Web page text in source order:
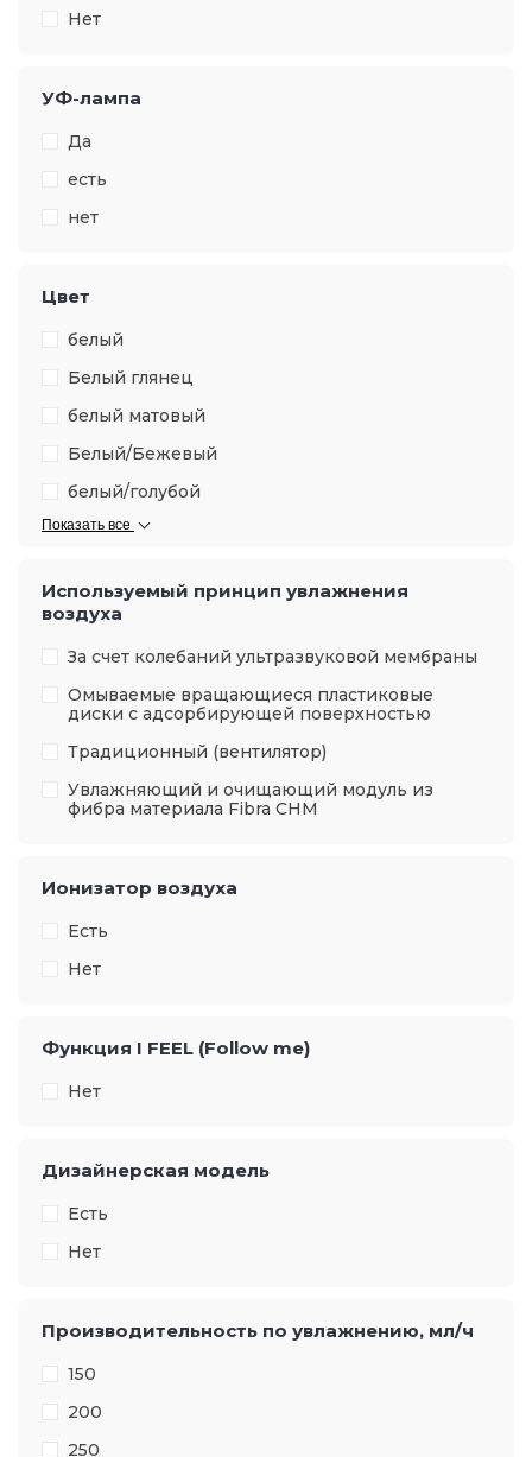
Нет
УФ-лампа
Да
есть
нет
Цвет
белый
Белый глянец
белый матовый
Белый/Бежевый
белый/голубой
Показать все
Используемый принцип увлажнения
воздуха
За счет колебаний ультразвуковой мембраны
Омываемые вращающиеся пластиковые
диски с адсорбирующей поверхностью
Традиционный (вентилятор)
Увлажняющий и очищающий модуль из
фибра материала Fibra CHM
Ионизатор воздуха
Есть
Нет
Функция I FEEL (Follow me)
Нет
Дизайнерская модель
Есть
Нет
Производительность по увлажнению, мл/ч
150
200
250